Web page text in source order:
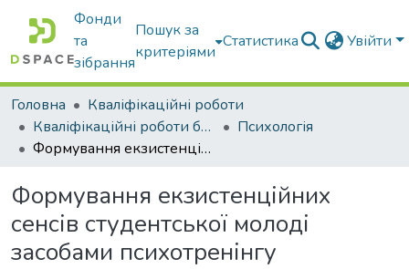
Фонди
та
зібрання
Пошук за
критеріями
Статистика Увійти
Головна
Кваліфікаційні роботи
Кваліфікаційні роботи бакалаврів
Психологія
Формування екзистенційних сенсів студентської молоді засобами психотренінгу
Формування екзистенційних
сенсів студентської молоді
засобами психотренінгу